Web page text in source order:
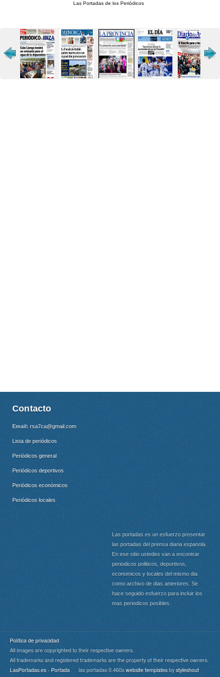
Las Portadas de los Periódicos
Contacto
Email: rsa7ca@gmail.com
Lista de periódicos
Periódicos general
Periódicos deportivos
Periódicos económicos
Periódicos locales
Las portadas es un esfuerzo presentar
las portadas del prensa diaria espanola.
En ese sitio ustedes van a encontrar
periodicos politicos, deportivos,
economicos y locales del mismo dia
como archivo de dias anteriores. Se
hace seguido esfuerzo para incluir los
mas periodicos posibles.
Política de privacidad
All images are copyrighted to their respective owners.
All trademarks and registered trademarks are the property of their respective owners.
LasPortadas.es - Portada las portadas 0.460s website templates by styleshout